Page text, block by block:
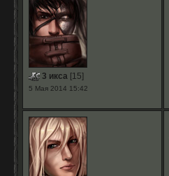
3 икса[15]
5 Мая 2014 15:42